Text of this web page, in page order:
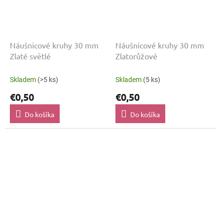
Náušnicové kruhy 30 mm
Zlaté světlé
Skladem (>5 ks)
€0,50
Do košíka
Náušnicové kruhy 30 mm
Zlatorůžové
Skladem (5 ks)
€0,50
Do košíka